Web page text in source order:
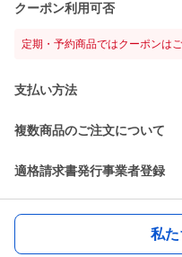
クーポン利用可否
定期・予約商品ではクーポンは
支払い方法
複数商品のご注文について
適格請求書発行事業者登録
私た